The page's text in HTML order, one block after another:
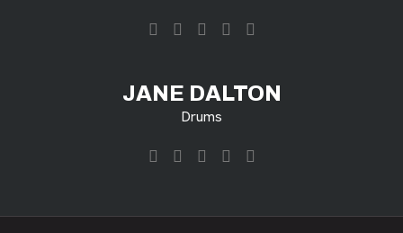
JANE DALTON
Drums